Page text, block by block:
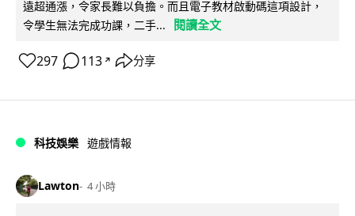
遠超通漲，令家長難以負擔。而且電子教材啟動碼這項設計，
令學生無法完成功課，二手...
閱讀全文
297 113 ↗ 分享
科技娛樂 遊戲情報
Lawton 4 小時